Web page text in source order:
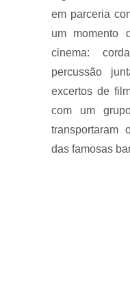
em parceria
um momento
cinema:
percussão
excertos de
com um
transportaram
das famosas